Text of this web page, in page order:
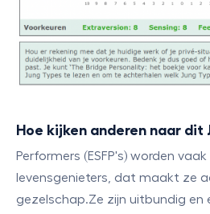
Hoe kijken anderen naar dit
Performers (ESFP's) worden
levensgenieters, dat maakt ze
gezelschap.Ze zijn uitbundig